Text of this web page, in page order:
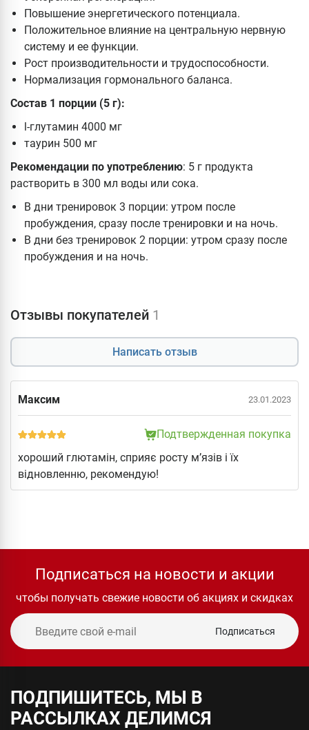
Повышение энергетического потенциала.
Положительное влияние на центральную нервную
систему и ее функции.
Рост производительности и трудоспособности.
Нормализация гормонального баланса.
Состав 1 порции (5 г):
l-глутамин 4000 мг
таурин 500 мг
Рекомендации по употреблению: 5 г продукта
растворить в 300 мл воды или сока.
В дни тренировок 3 порции: утром после
пробуждения, сразу после тренировки и на ночь.
В дни без тренировок 2 порции: утром сразу после
пробуждения и на ночь.
Отзывы покупателей 1
Написать отзыв
Максим 23.01.2023
Подтвержденная покупка
хороший глютамін, сприяє росту м’язів і їх
відновленню, рекомендую!
Подписаться на новости и акции
чтобы получать свежие новости об акциях и скидках
Подписаться
ПОДПИШИТЕСЬ, МЫ В
РАССЫЛКАХ ДЕЛИМСЯ